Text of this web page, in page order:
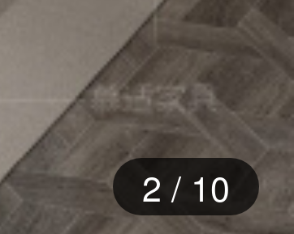
3 / 10